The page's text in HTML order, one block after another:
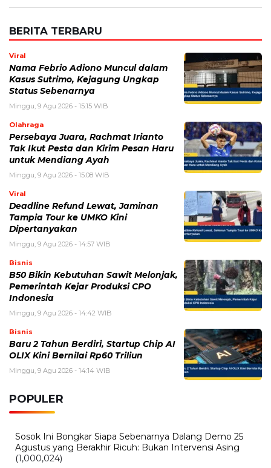
Simpan nama, email, dan situs web saya pada peramban ini
untuk komentar saya berikutnya.
Minggu, 9 Agustus 2026 - 15:15 WIB
Nama Febrio Adiono Muncul dalam Kasus Sutrimo,
Kejagung Ungkap Status Sebenarnya
Deadline Refund Lewat, Jaminan Tampia Tour ke
UMKO Kini Dipertanyakan
Diringkus, Kerugian Rp80 Juta
Sabtu, 8 Agustus 2026 - 16:49 WIB
Babah Alun Borong 61 Land Cruiser FJ Sekaligus,
Sabtu, 8 Agustus 2026 - 14:50 WIB
BERITA TERBARU